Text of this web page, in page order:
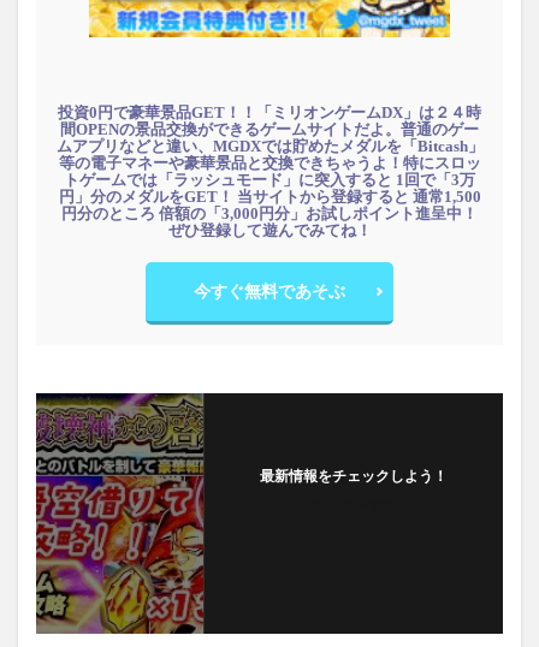
投資0円で豪華景品GET！！「ミリオンゲームDX」は２４時
間OPENの景品交換ができるゲームサイトだよ。普通のゲー
ムアプリなどと違い、MGDXでは貯めたメダルを「Bitcash」
等の電子マネーや豪華景品と交換できちゃうよ！特にスロッ
トゲームでは「ラッシュモード」に突入すると 1回で「3万
円」分のメダルをGET！ 当サイトから登録すると 通常1,500
円分のところ 倍額の「3,000円分」お試しポイント進呈中！
ぜひ登録して遊んでみてね！
今すぐ無料であそぶ
最新情報をチェックしよう！